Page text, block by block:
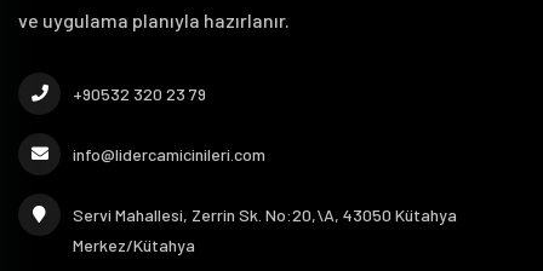
ve uygulama planıyla hazırlanır.
+90532 320 23 79
info@lidercamicinileri.com
Servi Mahallesi, Zerrin Sk. No:20,\A, 43050 Kütahya
Merkez/Kütahya